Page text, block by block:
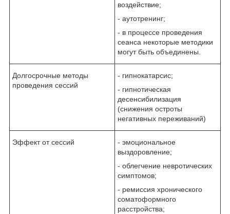
воздействие;
- аутотренинг;
- в процессе проведения
сеанса некоторые методики
могут быть объединены.
Долгосрочные методы
проведения сессий
- гипнокатарсис;
- гипнотическая
десенсибилизация
(снижения остроты
негативных переживаний)
Эффект от сессий
- эмоциональное
выздоровление;
- облегчение невротических
симптомов;
- ремиссия хронического
соматоформного
расстройства;